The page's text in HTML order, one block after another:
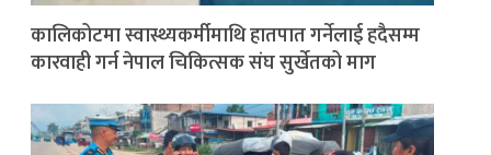
कालिकोटमा स्वास्थ्यकर्मीमाथि हातपात गर्नेलाई हदैसम्म
कारवाही गर्न नेपाल चिकित्सक संघ सुर्खेतको माग